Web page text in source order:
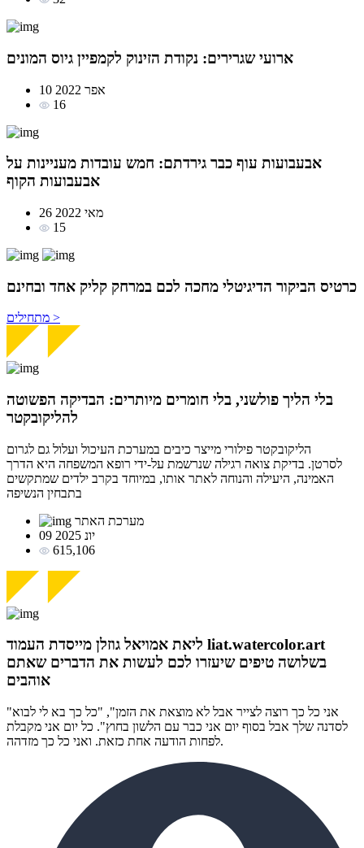
ארועי שגרירים: נקודת הזינוק לקמפיין גיוס המונים
10 אפר 2022
16
אבעבועות עוף כבר גירדתם: חמש עובדות מעניינות על
אבעבועות הקוף
26 מאי 2022
15
כרטיס הביקור הדיגיטלי מחכה לכם במרחק קליק אחד ובחינם
מתחילים >
בלי הליך פולשני, בלי חומרים מיותרים: הבדיקה הפשוטה
להליקובקטר
הליקובקטר פילורי מייצר כיבים במערכת העיכול ועלול גם לגרום
לסרטן. בדיקת צואה רגילה שנרשמת על-ידי רופא המשפחה היא הדרך
האמינה, היעילה והנוחה לאתר אותו, במיוחד בקרב ילדים שמתקשים
בתבחין הנשיפה
מערכת האתר
09 יונ 2025
615,106
ליאת אמויאל גוזלן מייסדת העמוד liat.watercolor.art
בשלושה טיפים שיעזרו לכם לעשות את הדברים שאתם
אוהבים
"אני כל כך רוצה לצייר אבל לא מוצאת את הזמן", "כל כך בא לי לבוא
לסדנה שלך אבל בסוף יום אני כבר עם הלשון בחוץ". כל יום אני מקבלת
לפחות הודעה אחת כזאת. ואני כל כך מזדהה.